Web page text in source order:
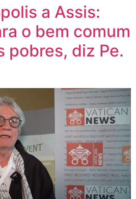
a Assis:
o bem comum
pobres, diz Pe.